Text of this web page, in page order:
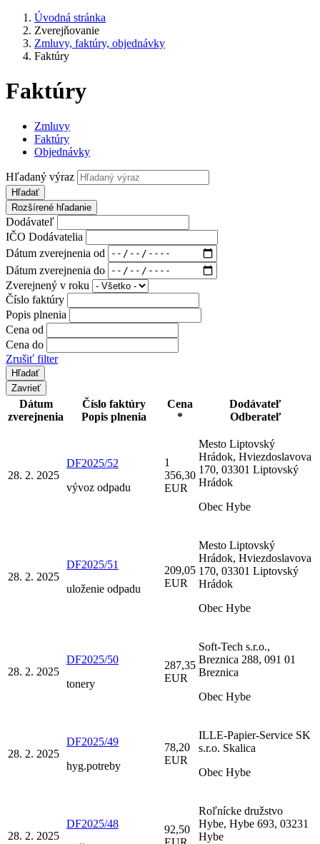
Úvodná stránka
Zverejňovanie
Zmluvy, faktúry, objednávky
Faktúry
Faktúry
Zmluvy
Faktúry
Objednávky
Hľadaný výraz
Hľadať
Rozšírené hľadanie
Dodávateľ
IČO Dodávatelia
Dátum zverejnenia od
Dátum zverejnenia do
Zverejnený v roku
Číslo faktúry
Popis plnenia
Cena od
Cena do
Zrušiť filter
Zavrieť
Dátum
zverejnenia
Číslo faktúry
Popis plnenia
Cena
*
Dodávateľ
Odberateľ
28. 2. 2025
DF2025/52
vývoz odpadu
1
356,30
EUR
Mesto Liptovský
Hrádok, Hviezdoslavova
170, 03301 Liptovský
Hrádok
Obec Hybe
28. 2. 2025
DF2025/51
uloženie odpadu
209,05
EUR
Mesto Liptovský
Hrádok, Hviezdoslavova
170, 03301 Liptovský
Hrádok
Obec Hybe
28. 2. 2025
DF2025/50
tonery
287,35
EUR
Soft-Tech s.r.o.,
Breznica 288, 091 01
Breznica
Obec Hybe
28. 2. 2025
DF2025/49
hyg.potreby
78,20
EUR
ILLE-Papier-Service SK
s.r.o. Skalica
Obec Hybe
28. 2. 2025
DF2025/48
92,50
Roľnícke družstvo
Hybe, Hybe 693, 03231
Hybe